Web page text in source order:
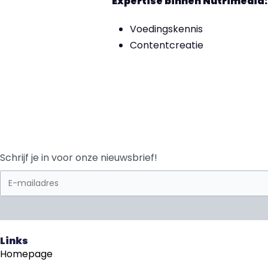
Voedingskennis
Contentcreatie
Schrijf je in voor onze nieuwsbrief!
Links
Homepage